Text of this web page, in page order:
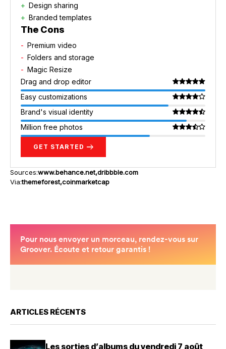
Design sharing
Branded templates
The Cons
Premium video
Folders and storage
Magic Resize
Drag and drop editor
Easy customizations
Brand's visual identity
Million free photos
GET STARTED
Sources:www.behance.net dribbble.com
Via:themeforest coinmarketcap
ARTICLES RÉCENTS
Les sorties d’albums du vendredi 7 août